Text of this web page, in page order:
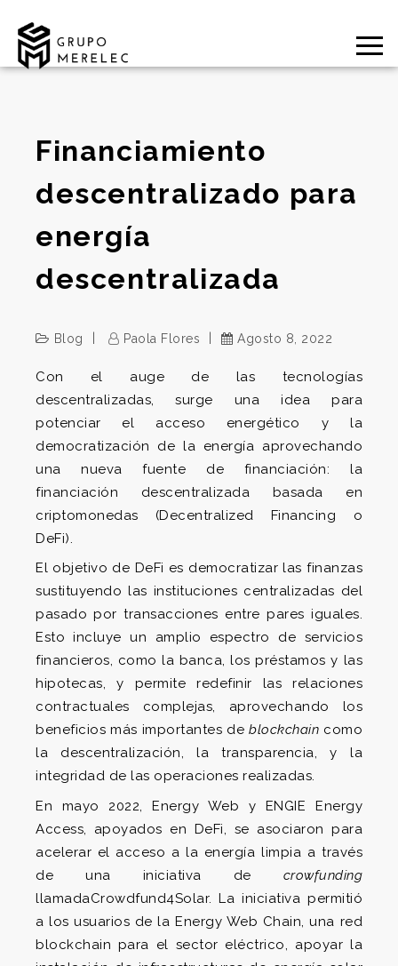
Financiamiento
descentralizado para
energía
descentralizada
Blog Paola Flores Agosto 8, 2022
Con el auge de las tecnologías
descentralizadas, surge una idea para
potenciar el acceso energético y la
democratización de la energía aprovechando
una nueva fuente de financiación: la
financiación descentralizada basada en
criptomonedas (Decentralized Financing o
DeFi).
El objetivo de DeFi es democratizar las finanzas
sustituyendo las instituciones centralizadas del
pasado por transacciones entre pares iguales.
Esto incluye un amplio espectro de servicios
financieros, como la banca, los préstamos y las
hipotecas, y permite redefinir las relaciones
contractuales complejas, aprovechando los
beneficios más importantes de blockchain como
la descentralización, la transparencia, y la
integridad de las operaciones realizadas.
En mayo 2022, Energy Web y ENGIE Energy
Access, apoyados en DeFi, se asociaron para
acelerar el acceso a la energía limpia a través
de una iniciativa de crowfunding
llamadaCrowdfund4Solar. La iniciativa permitió
a los usuarios de la Energy Web Chain, una red
blockchain para el sector eléctrico, apoyar la